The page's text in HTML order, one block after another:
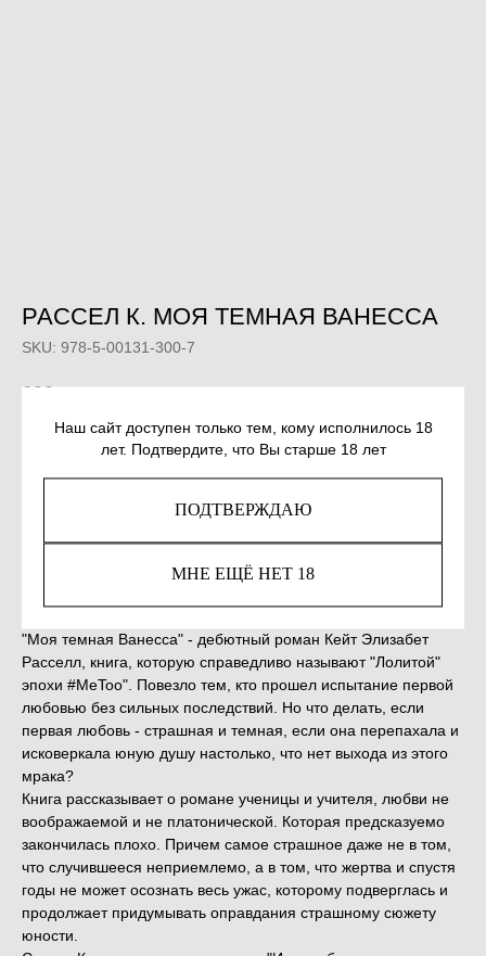
Наш сайт доступен только тем, кому исполнилось 18
лет. Подтвердите, что Вы старше 18 лет
ПОДТВЕРЖДАЮ
МНЕ ЕЩЁ НЕТ 18
РАССЕЛ К. МОЯ ТЕМНАЯ ВАНЕССА
SKU: 978-5-00131-300-7
693 р.
Out of stock
психотропных веществ, их аналогов причиняет вред
здоровью, их незаконный оборот запрещён и влечет
"Моя темная Ванесса" - дебютный роман Кейт Элизабет
Расселл, книга, которую справедливо называют "Лолитой"
эпохи #MeToo". Повезло тем, кто прошел испытание первой
любовью без сильных последствий. Но что делать, если
первая любовь - страшная и темная, если она перепахала и
исковеркала юную душу настолько, что нет выхода из этого
мрака?
Книга рассказывает о романе ученицы и учителя, любви не
воображаемой и не платонической. Которая предсказуемо
закончилась плохо. Причем самое страшное даже не в том,
что случившееся неприемлемо, а в том, что жертва и спустя
годы не может осознать весь ужас, которому подверглась и
продолжает придумывать оправдания страшному сюжету
юности.